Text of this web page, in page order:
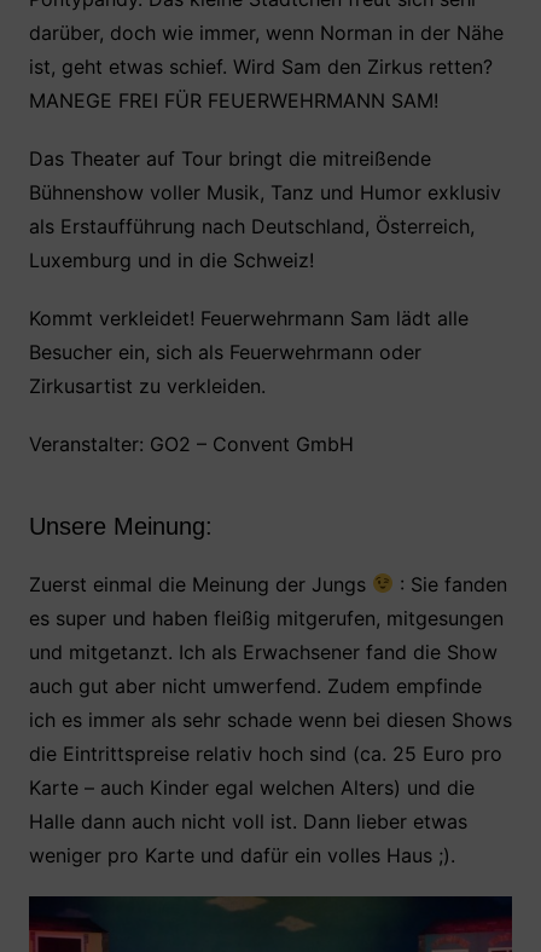
darüber, doch wie immer, wenn Norman in der Nähe
ist, geht etwas schief. Wird Sam den Zirkus retten?
MANEGE FREI FÜR FEUERWEHRMANN SAM!
Das Theater auf Tour bringt die mitreißende
Bühnenshow voller Musik, Tanz und Humor exklusiv
als Erstaufführung nach Deutschland, Österreich,
Luxemburg und in die Schweiz!
Kommt verkleidet! Feuerwehrmann Sam lädt alle
Besucher ein, sich als Feuerwehrmann oder
Zirkusartist zu verkleiden.
Veranstalter: GO2 – Convent GmbH
Unsere Meinung:
Zuerst einmal die Meinung der Jungs
: Sie fanden
es super und haben fleißig mitgerufen, mitgesungen
und mitgetanzt. Ich als Erwachsener fand die Show
auch gut aber nicht umwerfend. Zudem empfinde
ich es immer als sehr schade wenn bei diesen Shows
die Eintrittspreise relativ hoch sind (ca. 25 Euro pro
Karte – auch Kinder egal welchen Alters) und die
Halle dann auch nicht voll ist. Dann lieber etwas
weniger pro Karte und dafür ein volles Haus ;).